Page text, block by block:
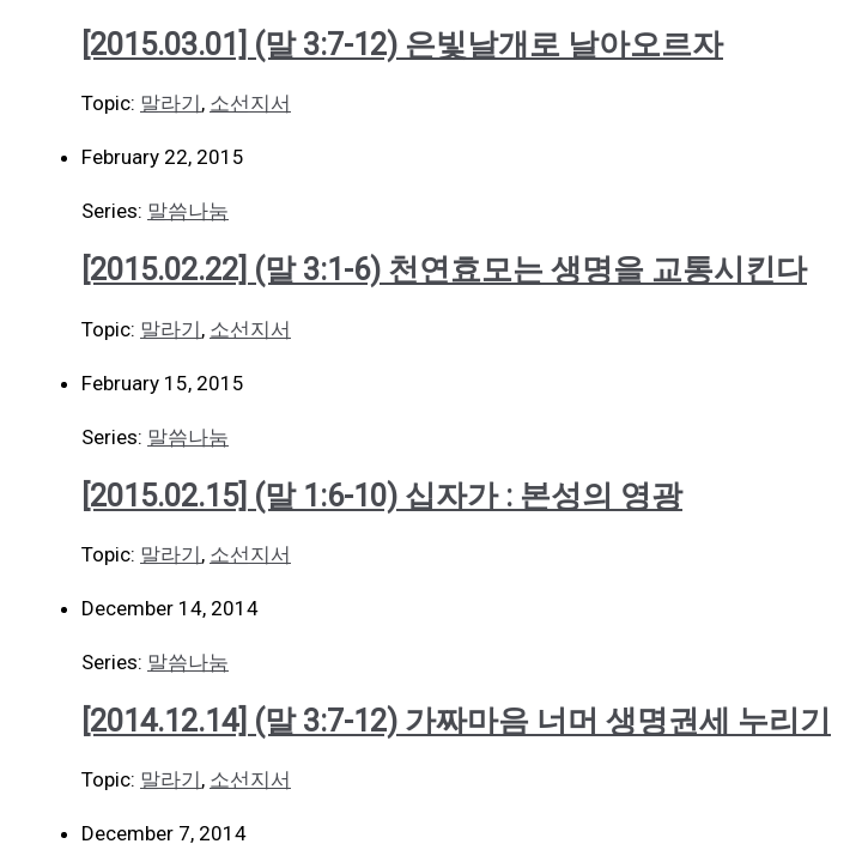
[2015.03.01] (말 3:7-12) 은빛날개로 날아오르자
Topic: 말라기 , 소선지서
February 22, 2015
Series: 말씀나눔
[2015.02.22] (말 3:1-6) 천연효모는 생명을 교통시킨다
Topic: 말라기, 소선지서
February 15, 2015
Series: 말씀나눔
[2015.02.15] (말 1:6-10) 십자가 : 본성의 영광
Topic: 말라기, 소선지서
December 14, 2014
Series: 말씀나눔
[2014.12.14] (말 3:7-12) 가짜마음 너머 생명권세 누리기
Topic: 말라기 , 소선지서
December 7, 2014